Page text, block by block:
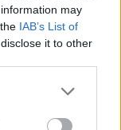
may
IAB’s List of
it to other
or more Google
may click to